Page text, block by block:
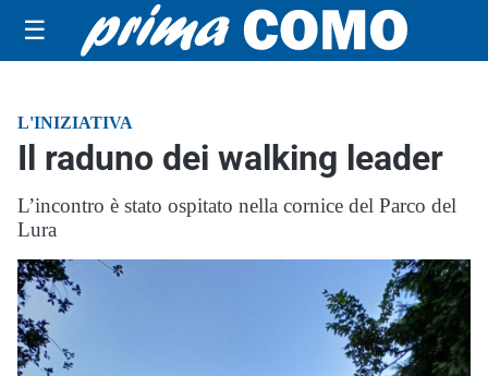
☰
L'INIZIATIVA
Il raduno dei walking leader
L’incontro è stato ospitato nella cornice del Parco del
Lura